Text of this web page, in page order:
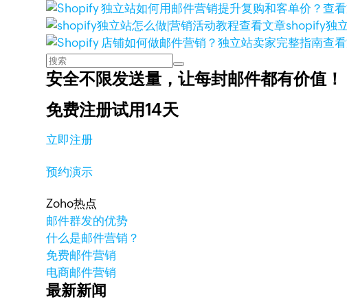
查
查看文章shopify独
查
安全不限发送量，让每封邮件都有价值！
免费注册试用14天
立即注册
预约演示
Zoho热点
邮件群发的优势
什么是邮件营销？
免费邮件营销
电商邮件营销
最新新闻